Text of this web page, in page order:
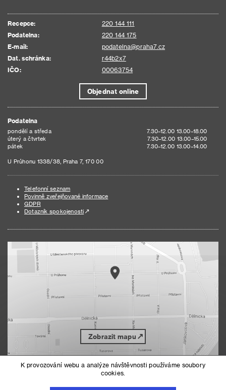
Recepce:
220 144 111
Podatelna:
220 144 175
E-mail:
podatelna@praha7.cz
Dat. schránka:
r44b2x7
IČO:
00063754
Objednat online
Podatelna
pondělí a středa
7.30–12.00 13.00–18.00
úterý a čtvrtek
7.30–12.00 13.00–15.00
pátek
7.30–12.00 13.00–14.00
U Průhonu 1338/38, Praha 7, 170 00
Telefonní seznam
Povinně zveřejňované informace
GDPR
Dotazník spokojenosti
Zobrazit mapu
K provozování webu a analýze návštěvnosti používáme soubory
cookies.